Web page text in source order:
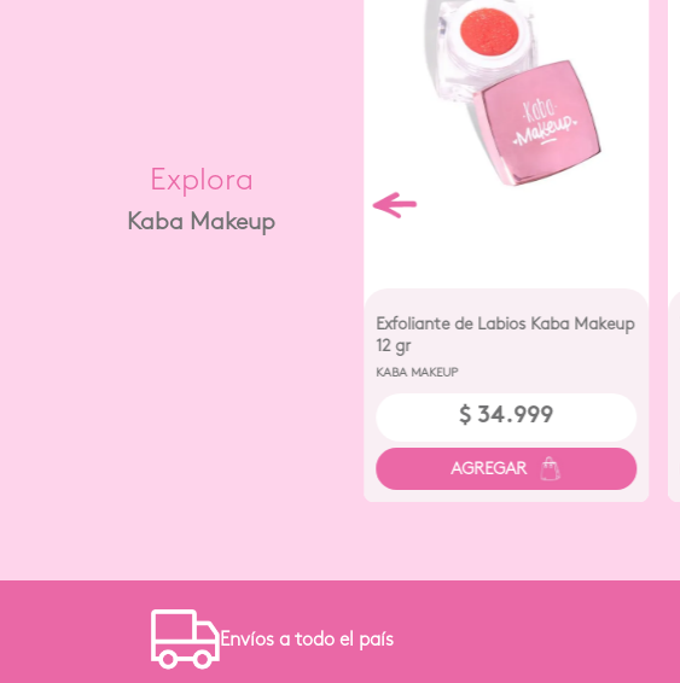
Explora
Kaba Makeup
Exfoliante de Labios Kaba Makeup
12 gr
KABA MAKEUP
$ 34.999